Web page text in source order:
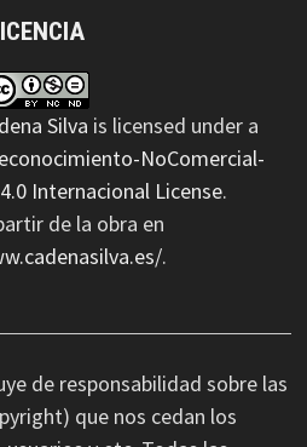
Silva is licensed under a
NoComercial-
Internacional License.
de la obra en
.
de responsabilidad sobre las
que nos cedan los